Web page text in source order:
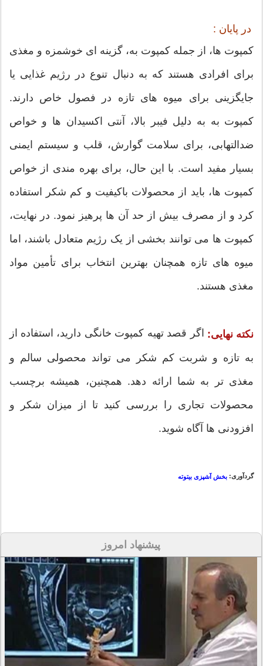
در پایان :
کمپوت ها، از جمله کمپوت به، گزینه ای خوشمزه و مغذی
برای افرادی هستند که به دنبال تنوع در رژیم غذایی یا
جایگزینی برای میوه های تازه در فصول خاص دارند.
کمپوت به به دلیل فیبر بالا، آنتی اکسیدان ها و خواص
ضدالتهابی، برای سلامت گوارش، قلب و سیستم ایمنی
بسیار مفید است. با این حال، برای بهره مندی از خواص
کمپوت ها، باید از محصولات باکیفیت و کم شکر استفاده
کرد و از مصرف بیش از حد آن ها پرهیز نمود. در نهایت،
کمپوت ها می توانند بخشی از یک رژیم متعادل باشند، اما
میوه های تازه همچنان بهترین انتخاب برای تأمین مواد
مغذی هستند.
نکته نهایی: اگر قصد تهیه کمپوت خانگی دارید، استفاده از
به تازه و شربت کم شکر می تواند محصولی سالم و
مغذی تر به شما ارائه دهد. همچنین، همیشه برچسب
محصولات تجاری را بررسی کنید تا از میزان شکر و
افزودنی ها آگاه شوید.
گردآوری: بخش آشپزی بیتوته
پیشنهاد امروز